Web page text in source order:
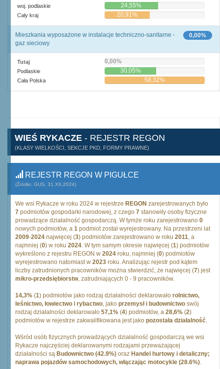
woj. podlaskie 24,55%
Cały kraj 20,91%
0,00%
Mieszkania wyposażone w instalacje techniczno-sanitarne -
gaz sieciowy
Tutaj 0,00%
Podlaskie 30,05%
Cała Polska 58,32%
WIEŚ RYKACZE - REJESTR REGON
(KLASY WIELKOŚCI, SEKCJE PKD, FORMY PRAWNE)
REJESTR REGON W PIGUŁCE
(Źródło: GUS, 31.XII.2024)
We wsi Rykacze w roku 2024 w rejestrze REGON zarejestrowanych było
7 podmiotów gospodarki narodowej, z czego 7 stanowiły osoby fizyczne
prowadzące działalność gospodarczą. W tymże roku zarejestrowano 0
nowych podmiotów, a 1 podmiot został wyrejestrowany. Na przestrzeni lat
2009-2024 najwięcej (3) podmiotów zarejestrowano w roku 2011, a
najmniej (0) w roku 2024. W tym samym okresie najwięcej (1) podmiotów
wykreślono z rejestru REGON w 2024 roku, najmniej (0) podmiotów
wyrejestrowano natomiast w 2023 roku. Analizując rejestr pod kątem
liczby zatrudnionych pracowników można stwierdzić, że najwięcej (7) jest
mikro-przedsiębiorstw, zatrudniających 0 - 9 pracowników.
14,3% (1) podmiotów jako rodzaj działalności deklarowało rolnictwo,
leśnictwo, łowiectwo i rybactwo, jako przemysł i budownictwo swój
rodzaj działalności deklarowało 57,1% (4) podmiotów, a 28,6% (2)
podmiotów w rejestrze zakwalifikowana jest jako pozostała działalność.
Wśród osób fizycznych prowadzących działalność gospodarczą we wsi
Rykacze najczęściej deklarowanymi rodzajami przeważającej
działalności są Budownictwo (42.9%) oraz Handel hurtowy i detaliczny;
naprawa pojazdów samochodowych, włączając motocykle (28.6%).